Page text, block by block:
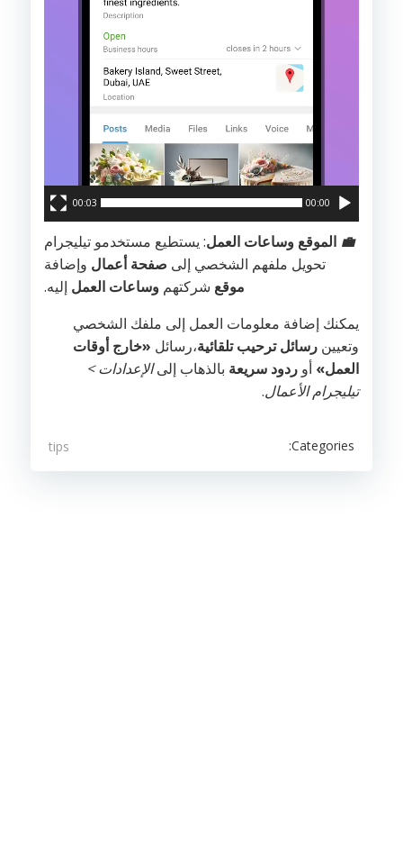
00:00
00:03
💼 الموقع وساعات العمل: يستطيع مستخدمو تيليجرام
تحويل ملفهم الشخصي إلى صفحة أعمال وإضافة
موقع شركتهم وساعات العمل إليه.
يمكنك إضافة معلومات العمل إلى ملفك الشخصي
وتعيين رسائل ترحيب تلقائية،رسائل «خارج أوقات
العمل» أو ردود سريعة بالذهاب إلىالإعدادات >
تيليجرام الأعمال.
Categories:
tips